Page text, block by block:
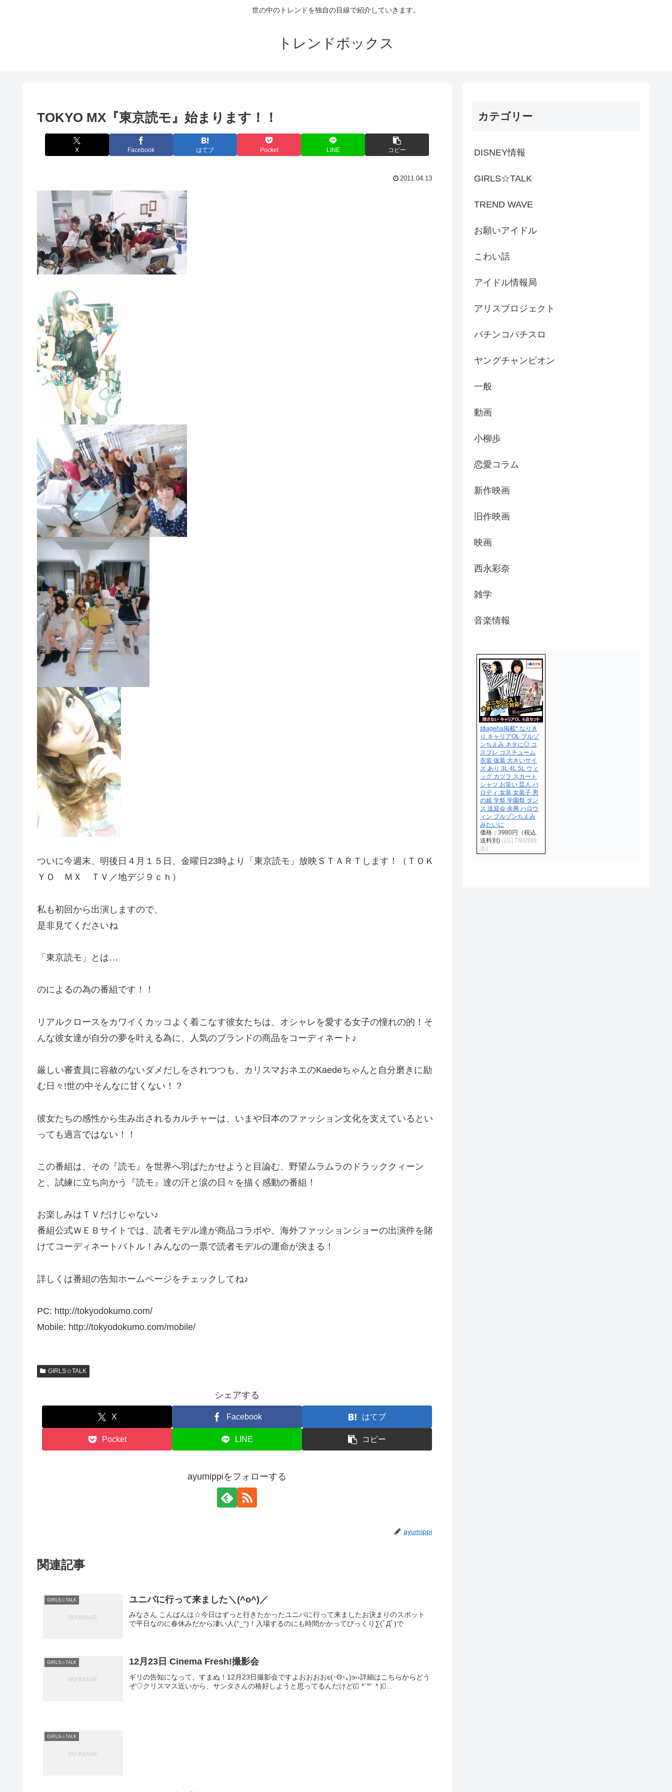
世の中のトレンドを独自の目線で紹介していきます。
トレンドボックス
TOKYO MX『東京読モ』始まります！！
X Facebook はてブ Pocket LINE コピー
2011.04.13
ついに今週末、明後日４月１５日、金曜日23時より「東京読モ」放映ＳＴＡＲＴします！（ＴＯＫ
ＹＯ ＭＸ ＴＶ／地デジ９ｃｈ）
私も初回から出演しますので、
是非見てくださいね
「東京読モ」とは…
のによるの為の番組です！！
リアルクロースをカワイくカッコよく着こなす彼女たちは、オシャレを愛する女子の憧れの的！そ
んな彼女達が自分の夢を叶える為に、人気のブランドの商品をコーディネート♪
厳しい審査員に容赦のないダメだしをされつつも、カリスマおネエのKaedeちゃんと自分磨きに励
む日々!世の中そんなに甘くない！？
彼女たちの感性から生み出されるカルチャーは、いまや日本のファッション文化を支えているとい
っても過言ではない！！
この番組は、その『読モ』を世界へ羽ばたかせようと目論む、野望ムラムラのドラッククィーン
と、試練に立ち向かう『読モ』達の汗と涙の日々を描く感動の番組！
お楽しみはＴＶだけじゃない♪
番組公式ＷＥＢサイトでは、読者モデル達が商品コラボや、海外ファッションショーの出演件を賭
けてコーディネートバトル！みんなの一票で読者モデルの運命が決まる！
詳しくは番組の告知ホームページをチェックしてね♪
PC: http://tokyodokumo.com/
Mobile: http://tokyodokumo.com/mobile/
GIRLS☆TALK
シェアする
X Facebook はてブ
Pocket LINE コピー
ayumippiをフォローする
ayumippi
関連記事
GIRLS☆TALK ユニバに行って来ました＼(^o^)／
みなさん こんばんは☆今日はずっと行きたかったユニバに行って来ましたお決まりのスポット
で平日なのに春休みだから凄い人(°_°)！入場するのにも時間かかってびっくり∑(ﾟДﾟ)で
GIRLS☆TALK 12月23日 Cinema Fresh!撮影会
ギリの告知になって、すまぬ！12月23日撮影会ですよおおおおє(･Θ･｡)э››詳細はこちらからどう
ぞ♡クリスマス近いから、サンタさんの格好しようと思ってるんだけど(⃔ *`꒳´ * )⃕...
GIRLS☆TALK
カテゴリー
DISNEY情報
GIRLS☆TALK
TREND WAVE
お願いアイドル
こわい話
アイドル情報局
アリスプロジェクト
パチンコパチスロ
ヤングチャンピオン
一般
動画
小柳歩
恋愛コラム
新作映画
旧作映画
映画
西永彩奈
雑学
音楽情報
姉ageha掲載* なりき
り キャリアOL ブルゾ
ンちえみ ネタに◎ コ
スプレ コスチューム
衣装 仮装 大きいサイ
ズ あり 3L 4L 5L ウィ
ッグ カツラ スカート
シャツ お笑い 芸人 パ
ロディ 女装 女装子 男
の娘 学祭 学園祭 ダン
ス 送迎会 余興 ハロウ
ィン ブルゾンちえみ
みたいに
価格：3980円（税込、
送料別) (2017/9/28時
点)